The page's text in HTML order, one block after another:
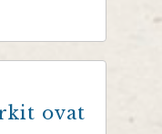
ovat